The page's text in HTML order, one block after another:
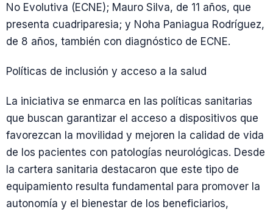
No Evolutiva (ECNE); Mauro Silva, de 11 años, que
presenta cuadriparesia; y Noha Paniagua Rodríguez,
de 8 años, también con diagnóstico de ECNE.
Políticas de inclusión y acceso a la salud
La iniciativa se enmarca en las políticas sanitarias
que buscan garantizar el acceso a dispositivos que
favorezcan la movilidad y mejoren la calidad de vida
de los pacientes con patologías neurológicas. Desde
la cartera sanitaria destacaron que este tipo de
equipamiento resulta fundamental para promover la
autonomía y el bienestar de los beneficiarios,